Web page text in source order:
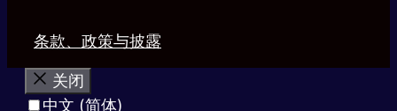
条款、政策与披露
关闭
中文 (简体)